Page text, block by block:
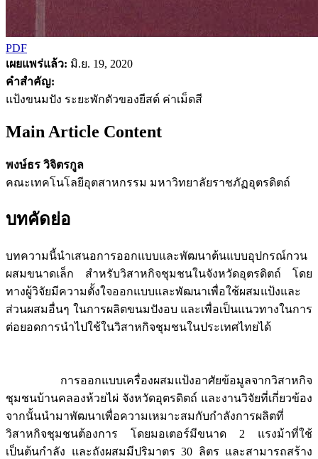
PDF
เผยแพร่แล้ว: มิ.ย. 19, 2020
คำสำคัญ:
แป้งขนมปัง ระยะพักตัวของยีสต์ ค่าเม็ดสี
Main Article Content
พงษ์ธร วิจิตรกูล
คณะเทคโนโลยีอุตสาหกรรม มหาวิทยาลัยราชภัฏอุตรดิตถ์
บทคัดย่อ
บทความนี้นำเสนอการออกแบบและพัฒนาต้นแบบอุปกรณ์กวน
ผสมขนาดเล็ก สำหรับวิสาหกิจชุมชนในจังหวัดอุตรดิตถ์ โดย
ทางผู้วิจัยมีความตั้งใจออกแบบและพัฒนาเพื่อใช้ผสมแป้งและ
ส่วนผสมอื่นๆ ในการผลิตขนมปังอบ และเพื่อเป็นแนวทางในการ
ต่อยอดการนำไปใช้ในวิสาหกิจชุมชนในประเทศไทยได้
การออกแบบเครื่องผสมแป้งอาศัยข้อมูลจากวิสาหกิจ
ชุมชนบ้านคลองห้วยไผ่ จังหวัดอุตรดิตถ์ และงานวิจัยที่เกี่ยวข้อง
จากนั้นนำมาพัฒนาเพื่อความเหมาะสมกับกำลังการผลิตที่
วิสาหกิจชุมชนต้องการ โดยมอเตอร์มีขนาด 2 แรงม้าที่ใช้
เป็นต้นกำลัง และถังผสมมีปริมาตร 30 ลิตร และสามารถสร้าง